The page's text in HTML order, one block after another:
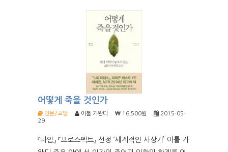
어떻게 죽을 것인가
인문/교양 아툴 가완디 16,500원
2015-05-
29
『타임』 『프로스펙트』 선정 ‘세계적인 사상가’ 아툴 가